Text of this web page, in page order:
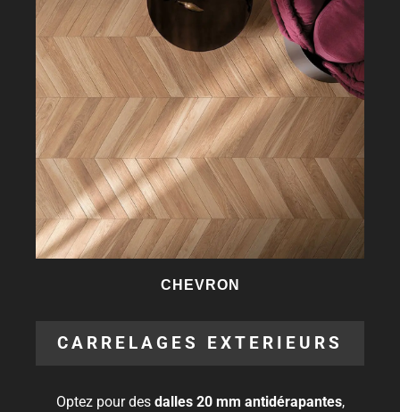
CHEVRON
CARRELAGES EXTERIEURS
Optez pour des dalles 20 mm antidérapantes,